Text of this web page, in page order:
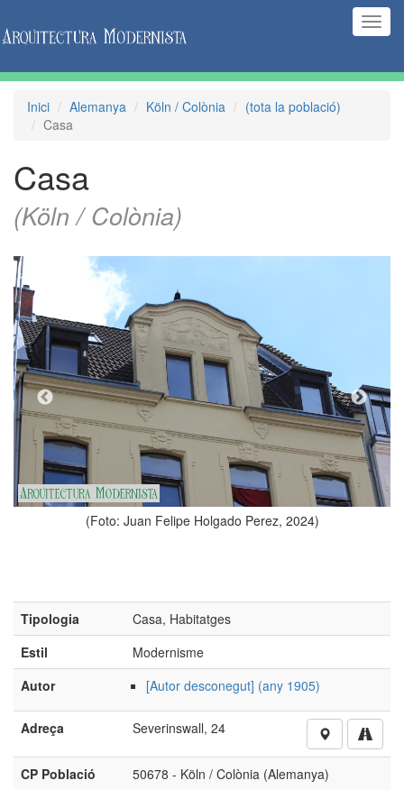
Inici Alemanya Köln / Colònia
(tota la població)
Casa
Casa
(Köln / Colònia)
Felipe Holgado Perez, 2024)
Tipologia
Casa, Habitatges
Estil
Modernisme
Autor
[Autor desconegut] (any 1905)
Adreça Severinswall, 24